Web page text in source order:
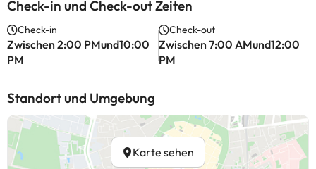
Check-in und Check-out Zeiten
Check-in
Zwischen 2:00 PMund10:00
PM
Check-out
Zwischen 7:00 AMund12:00
PM
Standort und Umgebung
Karte sehen